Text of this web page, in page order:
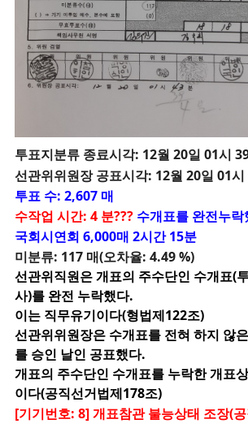
투표지분류 종료시각: 12월 20일 01시
선관위위원장 공표시각: 12월 20일 01
투표 수: 2,607 매
수작업 시간: 4 분??? 수개표를 완전누락
국회시연회 6,000매 2시간 15분
미분류: 117 매(오차율: 4.49 %)
선관위직원은 개표의 주수단인 수개표(
사)를 완전 누락했다.
이는 직무유기이다(형법제122조)
선관위위원장은 수개표를 전혀 하지 않
를 승인 날인 공표했다.
개표의 주수단인 수개표를 누락한 개표
이다(공직선거법제178조)
[기기번호: 8] 개표참관 불능상태 조장(